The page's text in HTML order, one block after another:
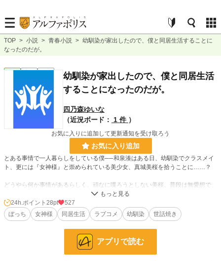
TOP > 小説 > 青春小説 > 幼馴染が家出したので、僕と同居生活することに
なったのだが。
青春 完結 長編
幼馴染が家出したので、僕と同居生活
することになったのだが。
四乃森ゆいな
（近況ボード：
1 件 ）
お気に入りに追加して更新通知を受け取ろう
お気に入り追加
とある事情で一人暮らしをしている僕──和泉湊はある日、幼馴染でクラスメイ
ト、更には『女神様』と崇められている美少女、真城美桜を拾うことに……？
どうやら何か事情があるらしく、頑なに喋ろうとしない美桜。普段は無愛想で、
人との距離感が異常に遠い彼女だが、何故か僕にだけは世話焼きになり……挙句
には、
「私と同棲してください！」
「要求が増えてますよ！」
意味のわからない同棲宣言をされてしまう。
とりあえず同居するという形で、居候することになった美桜は、家事から僕の宿
24h.ポイント 28pt
527
ぼっち
女神様 同居生活 ラブコメ 幼馴染 世話焼き
アプリで読む